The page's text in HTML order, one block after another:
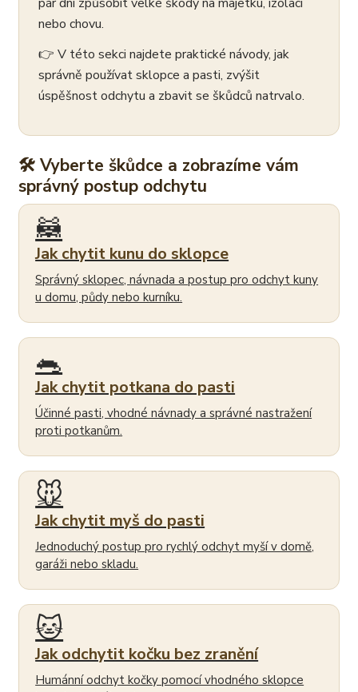
nebo chovu.
👉 V této sekci najdete praktické návody, jak
správně používat sklopce a pasti, zvýšit
úspěšnost odchytu a zbavit se škůdců natrvalo.
🛠 Vyberte škůdce a zobrazíme vám
správný postup odchytu
🦝
Jak chytit kunu do sklopce
Správný sklopec, návnada a postup pro odchyt kuny
u domu, půdy nebo kurníku.
🐀
Jak chytit potkana do pasti
Účinné pasti, vhodné návnady a správné nastražení
proti potkanům.
🐭
Jak chytit myš do pasti
Jednoduchý postup pro rychlý odchyt myší v domě,
garáži nebo skladu.
🐱
Jak odchytit kočku bez zranění
Humánní odchyt kočky pomocí vhodného sklopce